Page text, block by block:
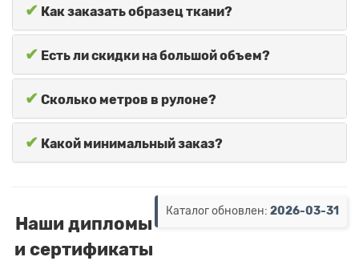
✔ Как заказать образец ткани?
✔ Есть ли скидки на большой объем?
✔ Сколько метров в рулоне?
✔ Какой минимальный заказ?
Каталог обновлен: 2026-03-31
Наши дипломы
и сертификаты